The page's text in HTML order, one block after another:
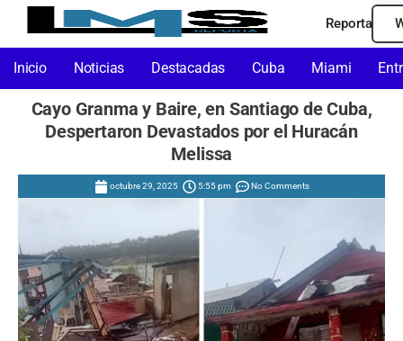
Reporta
Inicio Noticias Destacadas Cuba Miami
Cayo Granma y Baire, en Santiago de Cuba,
Despertaron Devastados por el Huracán
Melissa
octubre 29, 2025 5:55 pm No Comments